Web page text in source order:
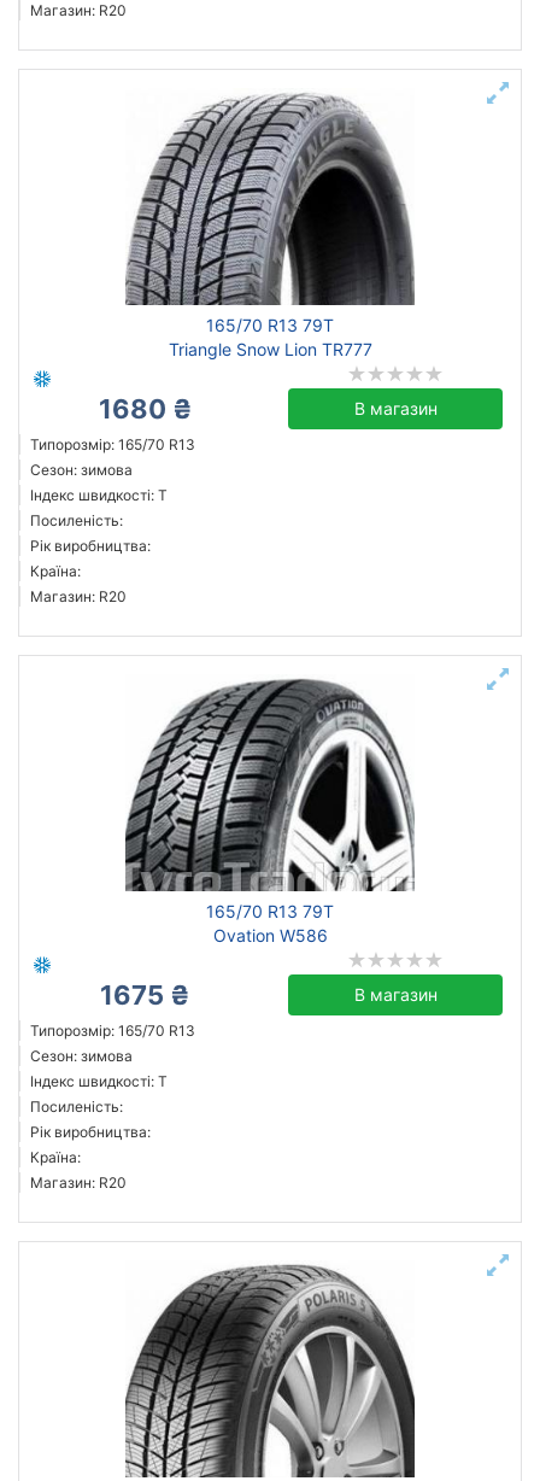
Магазин: R20
165/70 R13 79T
Triangle Snow Lion TR777
1680 ₴ В магазин
Типорозмір: 165/70 R13
Сезон: зимова
Індекс швидкості: T
Посиленість:
Рік виробництва:
Країна:
Магазин: R20
165/70 R13 79T
Ovation W586
1675 ₴ В магазин
Типорозмір: 165/70 R13
Сезон: зимова
Індекс швидкості: T
Посиленість:
Рік виробництва:
Країна:
Магазин: R20